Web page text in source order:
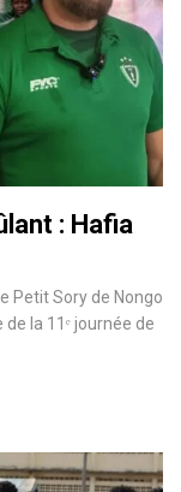
: Hafia
Petit Sory de Nongo
la 11ᵉ journée de